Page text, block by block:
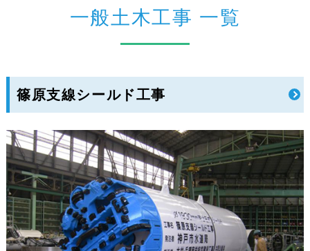
一般土木工事 一覧
篠原支線シールド工事